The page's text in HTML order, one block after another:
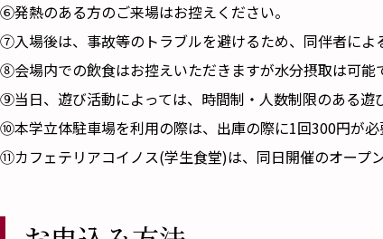
⑥発熱のある方のご来場はお控えください。
⑦入場後は、事故等のトラブルを避けるため、同伴者によ
⑧会場内での飲食はお控えいただきますが水分摂取は可能
⑨当日、遊び活動によっては、時間制・人数制限のある遊
⑩本学立体駐車場を利用の際は、出庫の際に1回300円が必
⑪カフェテリアコイノス(学生食堂)は、同日開催のオープ